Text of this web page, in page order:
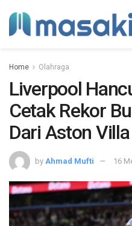
Home Olahraga
Liverpool
Cetak Rekor
Dari Aston Villa
by Ahmad Mufti 16